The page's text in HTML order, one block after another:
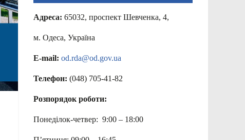
Адреса: 65032, проспект Шевченка, 4,
м. Одеса, Україна
E-mail: od.rda@od.gov.ua
Телефон: (048) 705-41-82
Розпорядок роботи:
Понеділок-четвер: 9:00 – 18:00